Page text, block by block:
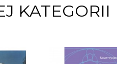
KATEGORII